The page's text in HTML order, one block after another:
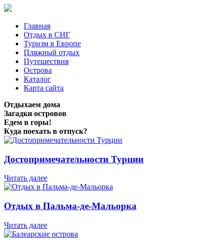
Главная
Отдых в СНГ
Туризм в Европе
Пляжный отдых
Путешествия
Острова
Каталог
Карта сайта
Отдыхаем дома
Загадки островов
Едем в горы!
Куда поехать в отпуск?
Достопримечательности Турции
Читать далее
Отдых в Пальма-де-Мальорка
Читать далее